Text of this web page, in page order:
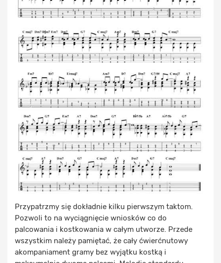
Przypatrzmy się dokładnie kilku pierwszym taktom.
Pozwoli to na wyciągnięcie wniosków co do
palcowania i kostkowania w całym utworze. Przede
wszystkim należy pamiętać, że cały ćwierćnutowy
akompaniament gramy bez wyjątku kostką i